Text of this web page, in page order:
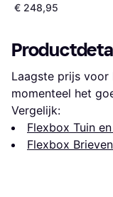
€ 248,95
Laagste prijs voor
momenteel het
Vergelijk:
Flexbox Tuin
Flexbox